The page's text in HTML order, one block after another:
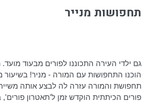
תחפושות מנייר
גם ילדי העירה התכוננו לפורים מבעוד
הוכנו התחפושות עם המורה - מניר!
תחפושת והמורה עזרה לה לבצע אותה
פורים הכיתתית הוקדש זמןל'תאטרון